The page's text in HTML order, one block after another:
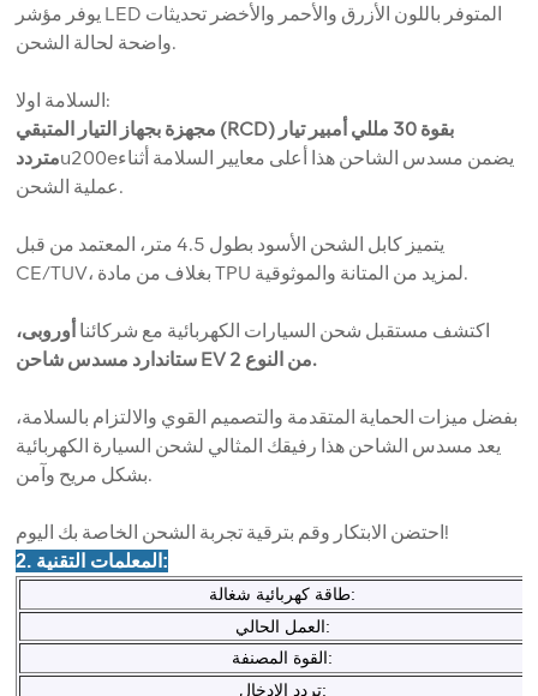
يوفر مؤشر LED المتوفر باللون الأزرق والأحمر والأخضر تحديثات
واضحة لحالة الشحن.
السلامة اولا:
مجهزة بجهاز التيار المتبقي (RCD) بقوة 30 مللي أمبير تيار
مترددu200eيضمن مسدس الشاحن هذا أعلى معايير السلامة أثناء
عملية الشحن.
يتميز كابل الشحن الأسود بطول 4.5 متر، المعتمد من قبل
CE/TUV، بغلاف من مادة TPU لمزيد من المتانة والموثوقية.
اكتشف مستقبل شحن السيارات الكهربائية مع شركائنا أوروبى،
ستاندارد
مسدس شاحن EV من النوع 2.
بفضل ميزات الحماية المتقدمة والتصميم القوي والالتزام بالسلامة،
يعد مسدس الشاحن هذا رفيقك المثالي لشحن السيارة الكهربائية
بشكل مريح وآمن.
احتضن الابتكار وقم بترقية تجربة الشحن الخاصة بك اليوم!
2. المعلمات التقنية:
طاقة كهربائية شغالة:
العمل الحالي:
القوة المصنفة:
تردد الإدخال: